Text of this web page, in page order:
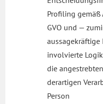
Profiling gemäß
GVO und —
involvierte
die
derartigen
Person